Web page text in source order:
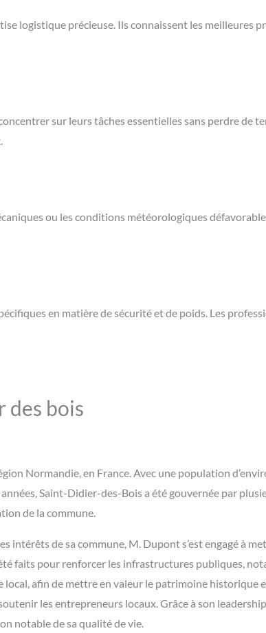
logistique précieuse. Ils connaissent les meilleures
sur leurs tâches essentielles sans perdre de
ou les conditions météorologiques
en matière de sécurité et de poids. Les
des bois
Normandie, en France. Avec une population
Saint-Didier-des-Bois a été gouvernée par
de la commune.
de sa commune, M. Dupont s’est engagé à
faits pour renforcer les infrastructures publiques,
afin de mettre en valeur le patrimoine historique
les entrepreneurs locaux. Grâce à son
notable de sa qualité de vie.